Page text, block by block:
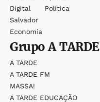
Digital
Salvador
Economia
Política
GrupoA TARDE
A TARDE
A TARDE FM
MASSA!
A TARDE EDUCAÇÃO